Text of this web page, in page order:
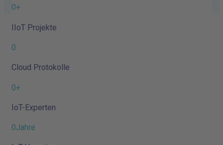
0+
IIoT Projekte
0
Cloud Protokolle
0+
IoT-Experten
0Jahre